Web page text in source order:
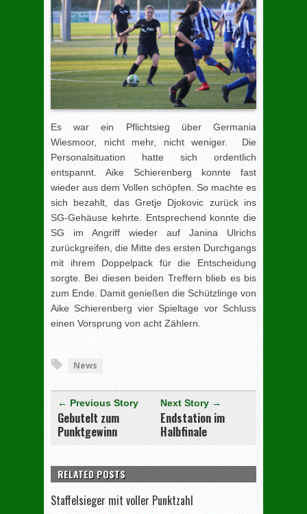
Es war ein Pflichtsieg über Germania
Wiesmoor, nicht mehr, nicht weniger. Die
Personalsituation hatte sich ordentlich
entspannt. Aike Schierenberg konnte fast
wieder aus dem Vollen schöpfen. So machte es
sich bezahlt, das Gretje Djokovic zurück ins
SG-Gehäuse kehrte. Entsprechend konnte die
SG im Angriff wieder auf Janina Ulrichs
zurückgreifen, die Mitte des ersten Durchgangs
mit ihrem Doppelpack für die Entscheidung
sorgte. Bei diesen beiden Treffern blieb es bis
zum Ende. Damit genießen die Schützlinge von
Aike Schierenberg vier Spieltage vor Schluss
einen Vorsprung von acht Zählern.
News
← Previous Story
Gebutelt zum
Punktgewinn
Next Story →
Endstation im
Halbfinale
RELATED POSTS
Staffelsieger mit voller Punktzahl